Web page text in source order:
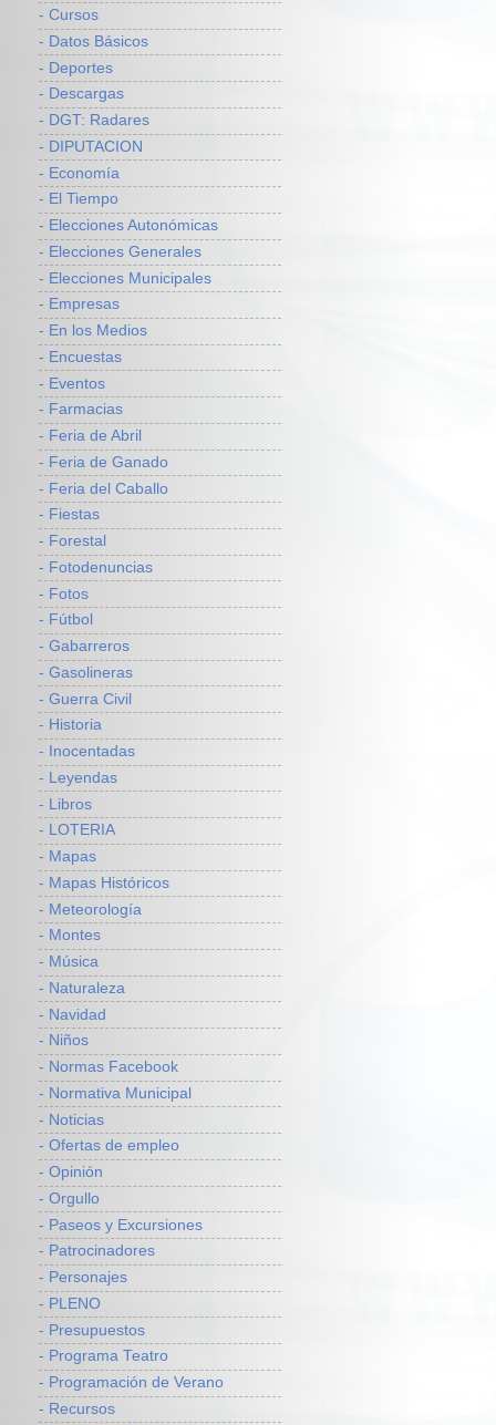
- Cursos
- Datos Básicos
- Deportes
- Descargas
- DGT: Radares
- DIPUTACION
- Economía
- El Tiempo
- Elecciones Autonómicas
- Elecciones Generales
- Elecciones Municipales
- Empresas
- En los Medios
- Encuestas
- Eventos
- Farmacias
- Feria de Abril
- Feria de Ganado
- Feria del Caballo
- Fiestas
- Forestal
- Fotodenuncias
- Fotos
- Fútbol
- Gabarreros
- Gasolineras
- Guerra Civil
- Historia
- Inocentadas
- Leyendas
- Libros
- LOTERIA
- Mapas
- Mapas Históricos
- Meteorología
- Montes
- Música
- Naturaleza
- Navidad
- Niños
- Normas Facebook
- Normativa Municipal
- Noticias
- Ofertas de empleo
- Opinión
- Orgullo
- Paseos y Excursiones
- Patrocinadores
- Personajes
- PLENO
- Presupuestos
- Programa Teatro
- Programación de Verano
- Recursos